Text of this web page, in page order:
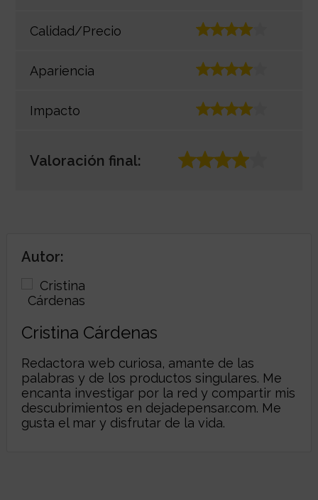
Calidad/Precio
Apariencia
Impacto
Valoración final:
Autor:
Cristina Cárdenas
Redactora web curiosa, amante de las
palabras y de los productos singulares. Me
encanta investigar por la red y compartir mis
descubrimientos en dejadepensar.com. Me
gusta el mar y disfrutar de la vida.